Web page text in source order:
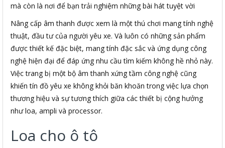
mà còn là nơi để bạn trải nghiệm những bài hát tuyệt vời
Nâng cấp âm thanh được xem là một thú chơi mang tính nghệ
thuật, đầu tư của người yêu xe. Và luôn có những sản phẩm
được thiết kế đặc biệt, mang tính đặc sắc và ứng dụng công
nghệ hiện đại để đáp ứng nhu cầu tìm kiếm không hề nhỏ này.
Việc trang bị một bộ âm thanh xứng tầm công nghệ cũng
khiến tín đồ yêu xe không khỏi băn khoăn trong việc lựa chọn
thương hiệu và sự tương thích giữa các thiết bị cộng hưởng
như loa, ampli và processor.
Loa cho ô tô